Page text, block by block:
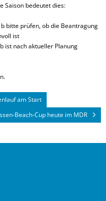
Saison bedeutet dies:
bitte prüfen, ob die Beantragung
ist
ist nach aktueller Planung
am Start
Beach-Cup heute im MDR